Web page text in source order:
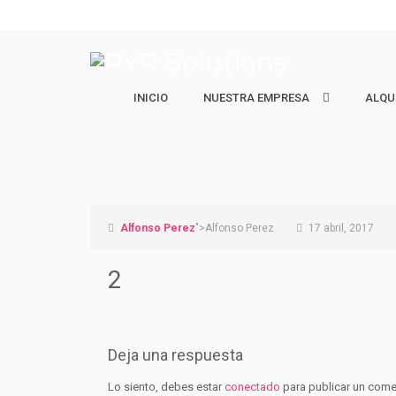
INICIO NUESTRA EMPRESA
NUESTRA EMPRESA
Alfonso Perez">Alfonso Perez 17 abril, 2017
2
Deja una respuesta
Lo siento, debes estarconectado para publicar un